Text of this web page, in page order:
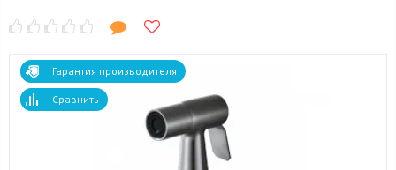
Гарантия производителя
Сравнить